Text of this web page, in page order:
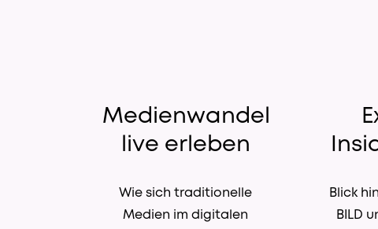
Medienwandel
live erleben
Wie sich traditionelle
Medien im digitalen
Blick
BILD